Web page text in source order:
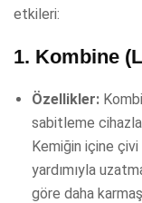
etkileri:
1. Kombine
Özellikler:
sabitleme
Kemiğin içine
yardımıyla
göre daha